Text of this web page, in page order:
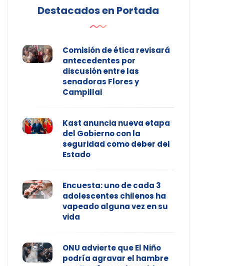
Destacados en Portada
Comisión de ética revisará
antecedentes por
discusión entre las
senadoras Flores y
Campillai
Kast anuncia nueva etapa
del Gobierno con la
seguridad como deber del
Estado
Encuesta: uno de cada 3
adolescentes chilenos ha
vapeado alguna vez en su
vida
ONU advierte que El Niño
podría agravar el hambre